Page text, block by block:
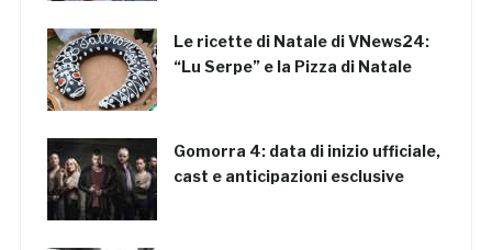
Le ricette di Natale di VNews24:
“Lu Serpe” e la Pizza di Natale
Gomorra 4: data di inizio ufficiale,
cast e anticipazioni esclusive